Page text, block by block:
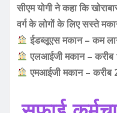
सीएम योगी ने कहा कि
वर्ग के लोगों के लिए सस्ते
ईडब्लूएस मकान – कम
एलआईजी मकान –
एमआईजी मकान –